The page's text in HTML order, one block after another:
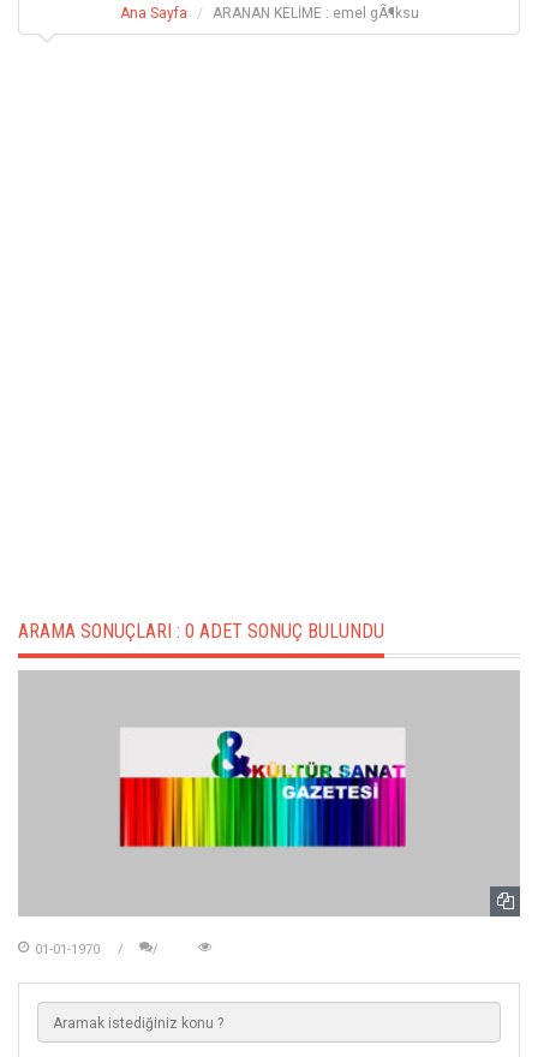
Ana Sayfa ARANAN KELİME : emel gÃ¶ksu
ARAMA SONUÇLARI : 0 ADET SONUÇ BULUNDU
01-01-1970